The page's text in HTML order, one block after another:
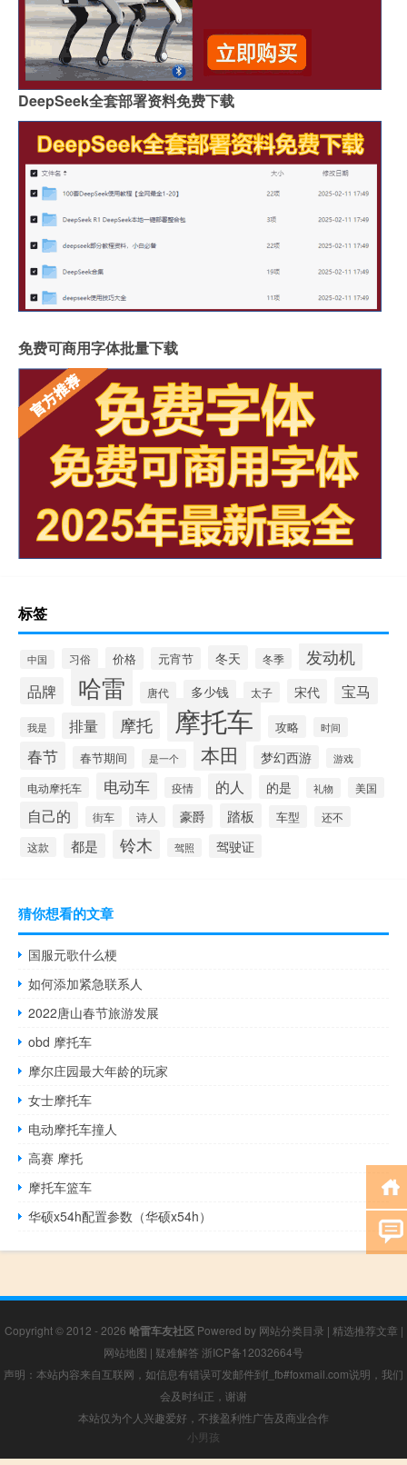
DeepSeek全套部署资料免费下载
免费可商用字体批量下载
标签
中国 习俗 价格 元宵节 冬天 冬季 发动机
品牌 哈雷 唐代 多少钱 太子 宋代 宝马
我是 排量 摩托 摩托车 攻略 时间
春节 春节期间 是一个 本田 梦幻西游 游戏
电动摩托车 电动车 疫情 的人 的是 礼物 美国
自己的 街车 诗人 豪爵 踏板 车型 还不
这款 都是 铃木 驾照 驾驶证
猜你想看的文章
国服元歌什么梗
如何添加紧急联系人
2022唐山春节旅游发展
obd 摩托车
摩尔庄园最大年龄的玩家
女士摩托车
电动摩托车撞人
高赛 摩托
摩托车篮车
华硕x54h配置参数（华硕x54h）
Copyright © 2012 - 2026 哈雷车友社区Powered by 网站分类目录 | 精选推荐文章 |
网站地图 | 疑难解答 浙ICP备12032664号
声明：本站内容来自互联网，如信息有错误可发邮件到f_fb#foxmail.com说明，我们
会及时纠正，谢谢
本站仅为个人兴趣爱好，不接盈利性广告及商业合作
小男孩